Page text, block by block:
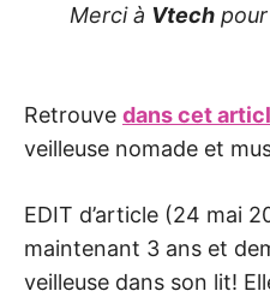
Merci à Vtech
Retrouve dans cet
veilleuse nomade et
EDIT d’article (24 mai
maintenant 3 ans et
veilleuse dans son lit!